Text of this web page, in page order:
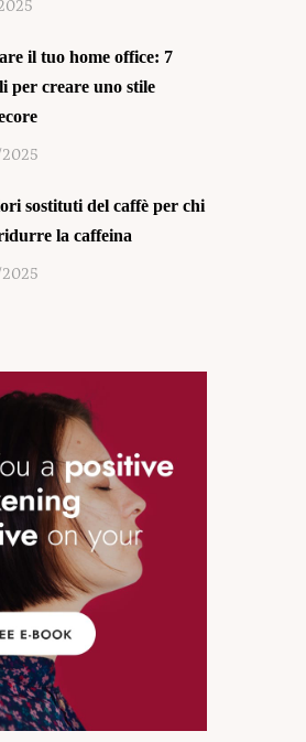
il tuo home office: 7
per creare uno stile
sostituti del caffè per chi
la caffeina